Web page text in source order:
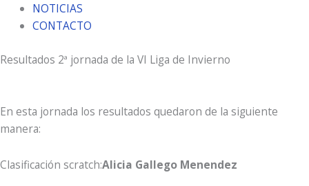
NOTICIAS
CONTACTO
Resultados 2ª jornada de la VI Liga de Invierno
En esta jornada los resultados quedaron de la siguiente
manera:
Clasificación scratch:Alicia Gallego Menendez